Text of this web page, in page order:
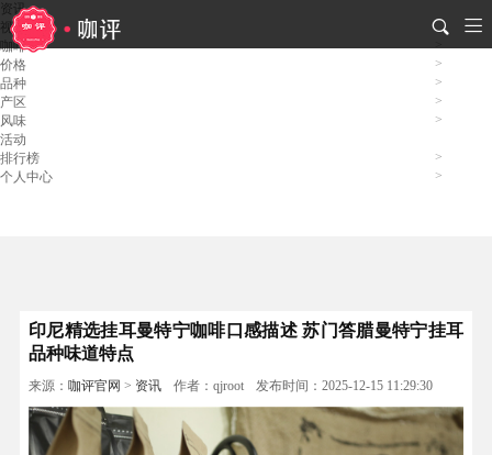
资讯
视频
咖啡
价格
品种
产区
风味
活动
排行榜
个人中心
印尼精选挂耳曼特宁咖啡口感描述 苏门答腊曼特宁挂耳
品种味道特点
来源：咖评官网 > 资讯 作者：qjroot 发布时间：2025-12-15 11:29:30